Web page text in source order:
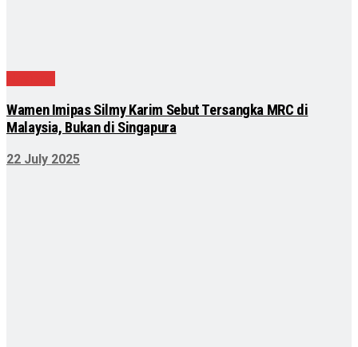
Wamen Imipas Silmy Karim Sebut Tersangka MRC di
Malaysia, Bukan di Singapura
22 July 2025